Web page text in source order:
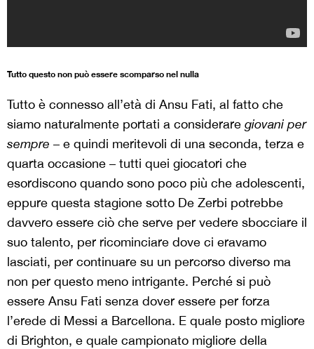
Tutto questo non può essere scomparso nel nulla
Tutto è connesso all’età di Ansu Fati, al fatto che
siamo naturalmente portati a considerare giovani per
sempre – e quindi meritevoli di una seconda, terza e
quarta occasione – tutti quei giocatori che
esordiscono quando sono poco più che adolescenti,
eppure questa stagione sotto De Zerbi potrebbe
davvero essere ciò che serve per vedere sbocciare il
suo talento, per ricominciare dove ci eravamo
lasciati, per continuare su un percorso diverso ma
non per questo meno intrigante. Perché si può
essere Ansu Fati senza dover essere per forza
l’erede di Messi a Barcellona. E quale posto migliore
di Brighton, e quale campionato migliore della